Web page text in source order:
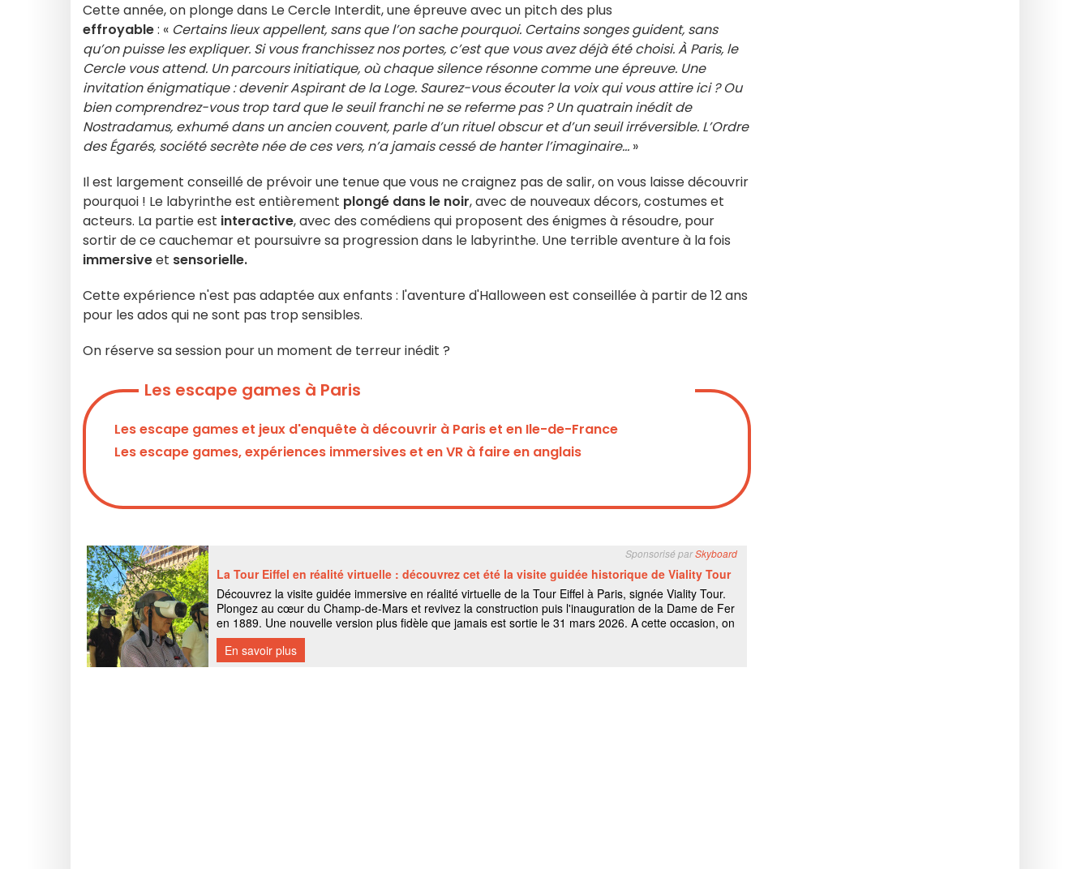
Cette année, on plonge dans Le Cercle Interdit, une épreuve avec un pitch des plus
effroyable: « Certains lieux appellent, sans que l’on sache pourquoi. Certains songes guident, sans
qu’on puisse les expliquer. Si vous franchissez nos portes, c’est que vous avez déjà été choisi. À Paris, le
Cercle vous attend. Un parcours initiatique, où chaque silence résonne comme une épreuve. Une
invitation énigmatique : devenir Aspirant de la Loge. Saurez-vous écouter la voix qui vous attire ici ? Ou
bien comprendrez-vous trop tard que le seuil franchi ne se referme pas ? Un quatrain inédit de
Nostradamus, exhumé dans un ancien couvent, parle d’un rituel obscur et d’un seuil irréversible. L’Ordre
des Égarés, société secrète née de ces vers, n’a jamais cessé de hanter l’imaginaire… »
Il est largement conseilléde prévoir une tenue que vous ne craignez pas de salir, on vous laisse découvrir
pourquoi ! Le labyrinthe est entièrement plongé dans le noir, avec de nouveaux décors, costumes et
acteurs. La partie est interactive, avec des comédiens qui proposent des énigmes à résoudre, pour
sortir de ce cauchemar et poursuivre sa progression dans le labyrinthe. Une terrible aventure à la fois
immersiveet sensorielle.
Cette expérience n'est pas adaptée aux enfants : l'aventure d'Halloween est conseillée à partir de 12 ans
pour les ados qui ne sont pas trop sensibles.
On réserve sa session pour un moment de terreur inédit ?
Les escape games à Paris
Les escape games et jeux d'enquête à découvrir à Paris et en Ile-de-France
Les escape games, expériences immersives et en VR à faire en anglais